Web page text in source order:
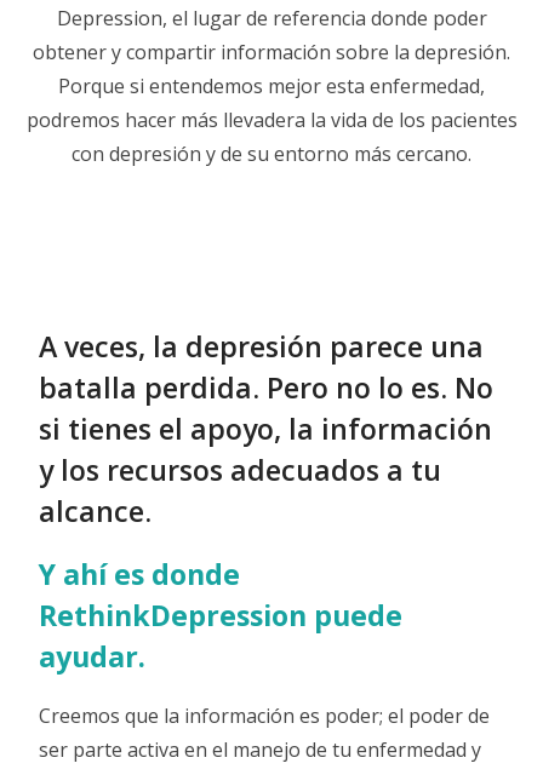
Depression, el lugar de referencia donde poder
obtener y compartir información sobre la depresión.
Porque si entendemos mejor esta enfermedad,
podremos hacer más llevadera la vida de los pacientes
con depresión y de su entorno más cercano.
A veces, la depresión parece una
batalla perdida. Pero no lo es. No
si tienes el apoyo, la información
y los recursos adecuados a tu
alcance.
Y ahí es donde
RethinkDepression puede
ayudar.
Creemos que la información es poder; el poder de
ser parte activa en el manejo de tu enfermedad y